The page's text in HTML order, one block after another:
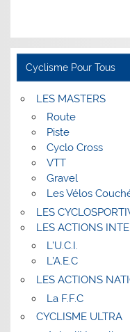
Cyclisme Pour Tous
LES MASTERS
Route
Piste
Cyclo Cross
VTT
Gravel
Les Vélos
LES
LES ACTIONS
L’U.C.I.
L’A.E.C
LES ACTIONS
La F.F.C
CYCLISME ULTRA